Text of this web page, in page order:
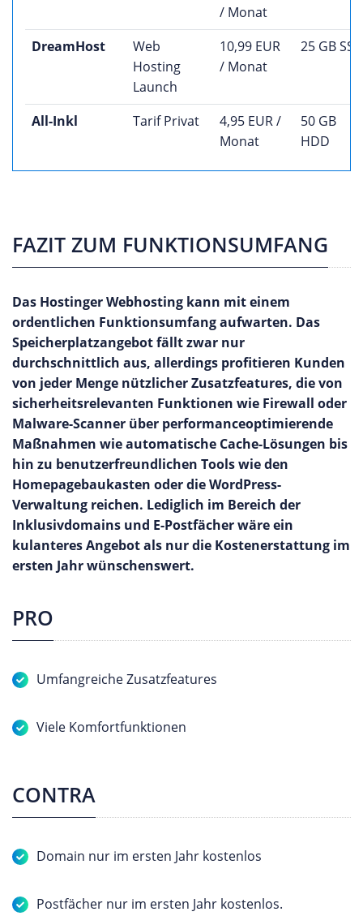
/ Monat
DreamHost
Web
Hosting
Launch
10,99 EUR
/ Monat
25 GB SSD
All-Inkl Tarif Privat
4,95 EUR /
Monat
50 GB
HDD
FAZIT ZUM FUNKTIONSUMFANG
Das Hostinger Webhosting kann mit einem
ordentlichen Funktionsumfang aufwarten. Das
Speicherplatzangebot fällt zwar nur
durchschnittlich aus, allerdings profitieren Kunden
von jeder Menge nützlicher Zusatzfeatures, die von
sicherheitsrelevanten Funktionen wie Firewall oder
Malware-Scanner über performanceoptimierende
Maßnahmen wie automatische Cache-Lösungen bis
hin zu benutzerfreundlichen Tools wie den
Homepagebaukasten oder die WordPress-
Verwaltung reichen. Lediglich im Bereich der
Inklusivdomains und E-Postfächer wäre ein
kulanteres Angebot als nur die Kostenerstattung im
ersten Jahr wünschenswert.
PRO
Umfangreiche Zusatzfeatures
Viele Komfortfunktionen
CONTRA
Domain nur im ersten Jahr kostenlos
Postfächer nur im ersten Jahr kostenlos.